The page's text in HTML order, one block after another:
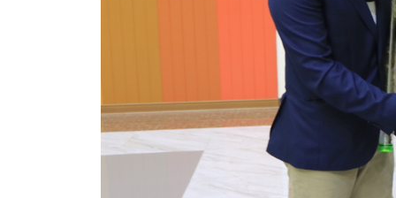
การบริการแบบเบ็ดเสร็จ (One Stop Service)
สรุปผลการปฏิบัติงานประจำเดือน GPS
ระเบียบพัสดุฯ การจัดซื้อจัดจ้าง